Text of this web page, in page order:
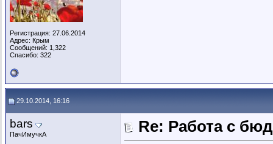
Регистрация: 27.06.2014
Адрес: Крым
Сообщений: 1,322
Спасибо: 322
29.10.2014, 16:16
bars
ПачИмучкА Re: Работа с